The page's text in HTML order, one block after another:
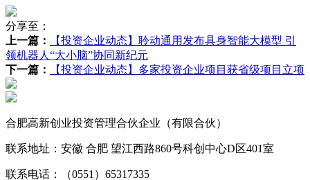
分享至：
上一篇：
【投资企业动态】聆动通用发布具身智能大模型 引
领机器人“大小脑”协同新纪元
下一篇：
【投资企业动态】多家投资企业项目获省级项目立项
合肥高新创业投资管理合伙企业（有限合伙）
联系地址：安徽 合肥 望江西路860号科创中心D区401室
联系电话：（0551）65317335